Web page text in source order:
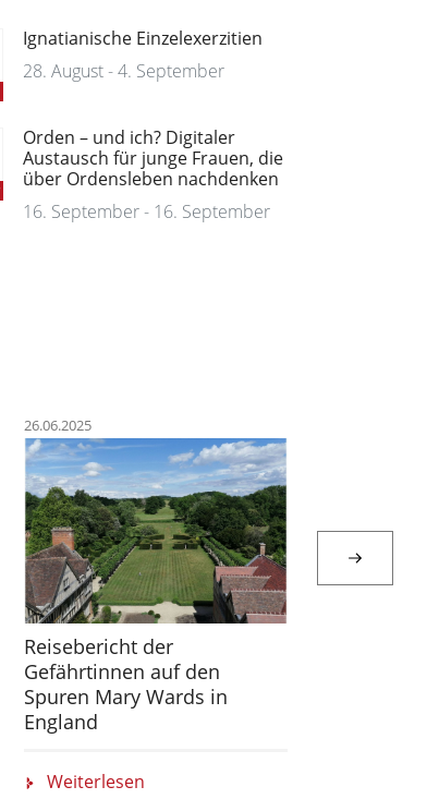
Ignatianische Einzelexerzitien
28. August - 4. September
Orden – und ich? Digitaler
Austausch für junge Frauen, die
über Ordensleben nachdenken
16. September - 16. September
26.06.2025
Reisebericht der
Gefährtinnen auf den
Spuren Mary Wards in
England
Weiterlesen